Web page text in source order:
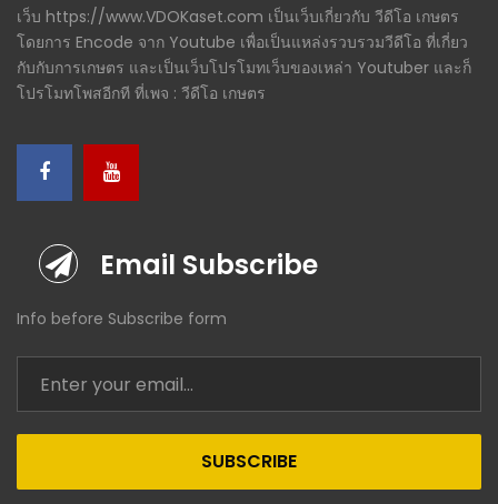
เว็บ https://www.VDOKaset.com เป็นเว็บเกี่ยวกับ วีดีโอ เกษตร
โดยการ Encode จาก Youtube เพื่อเป็นแหล่งรวบรวมวีดีโอ ที่เกี่ยว
กับกับการเกษตร และเป็นเว็บโปรโมทเว็บของเหล่า Youtuber และก็
โปรโมทโพสอีกที ที่เพจ : วีดีโอ เกษตร
Email Subscribe
Info before Subscribe form
SUBSCRIBE